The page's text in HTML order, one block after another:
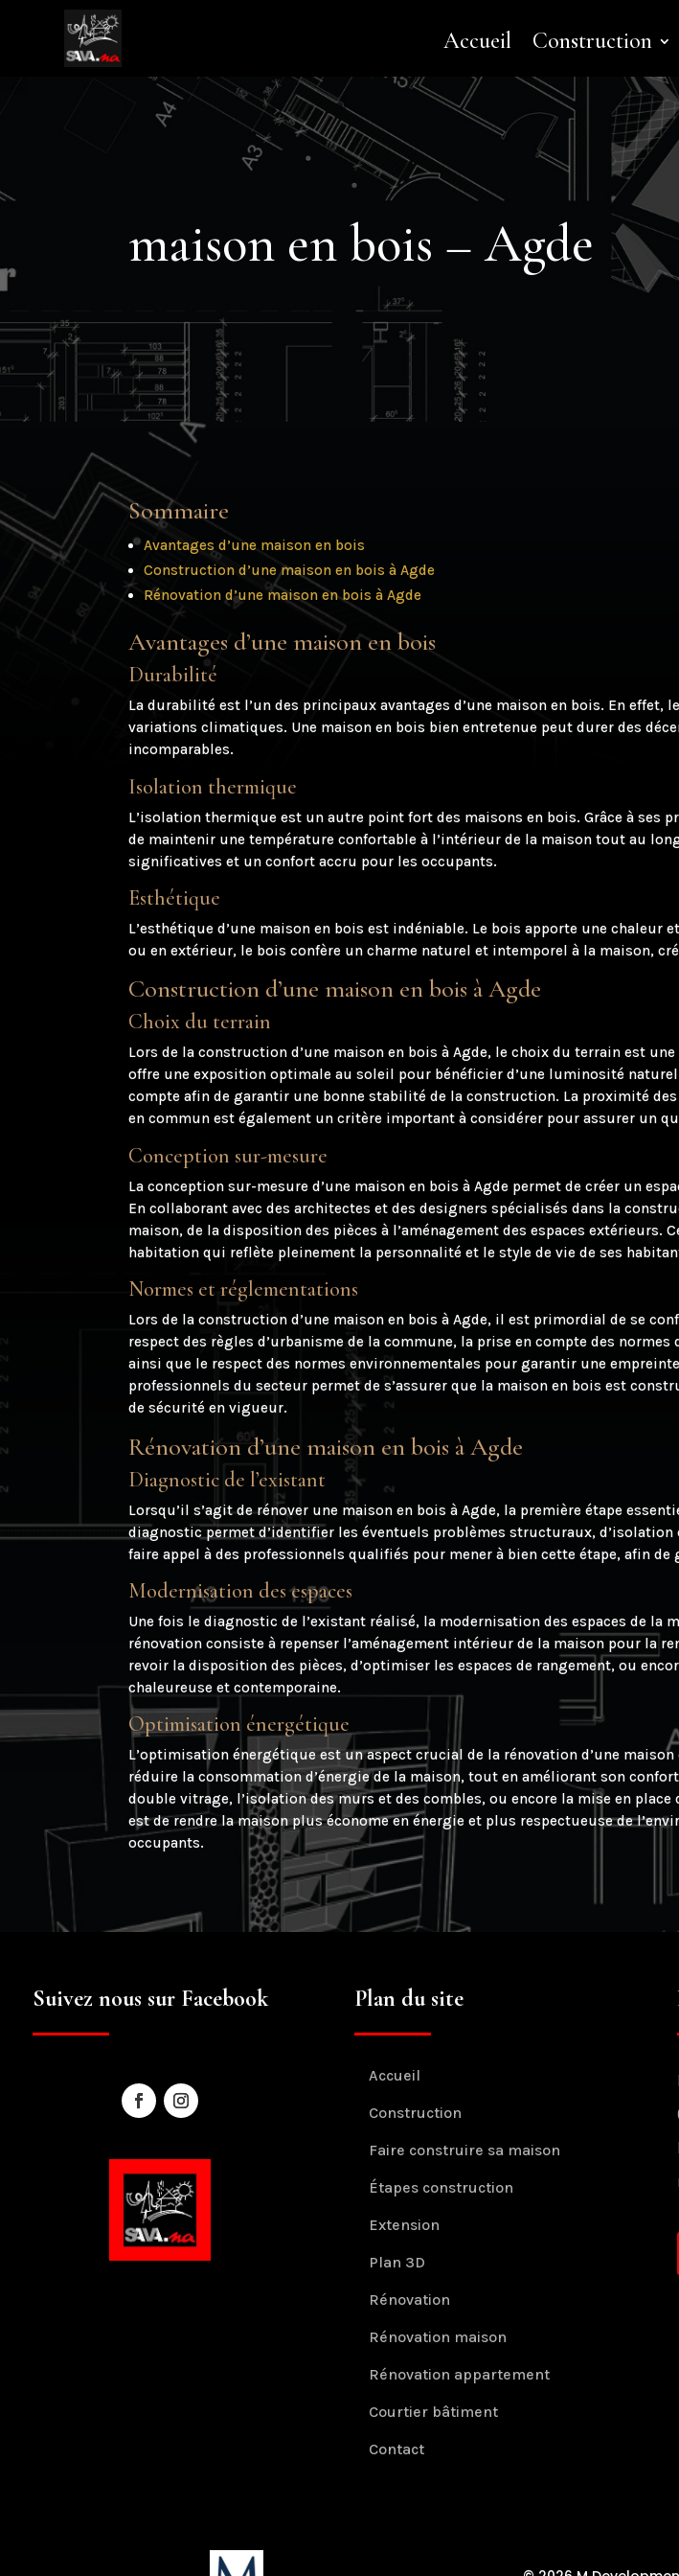
Accueil Construction
maison en bois – Agde
Sommaire
Avantages d’une maison en bois
Construction d’une maison en bois à Agde
Rénovation d’une maison en bois à Agde
Avantages d’une maison en bois
Durabilité
La durabilité est l’un des principaux avantages d’une maison en bois. En
variations climatiques. Une maison en bois bien entretenue peut durer des
incomparables.
Isolation thermique
L’isolation thermique est un autre point fort des maisons en bois. Grâce à
de maintenir une température confortable à l’intérieur de la maison tout au
significatives et un confort accru pour les occupants.
Esthétique
L’esthétique d’une maison en bois est indéniable. Le bois apporte une
ou en extérieur, le bois confère un charme naturel et intemporel à la maison,
Construction d’une maison en bois à Agde
Choix du terrain
Lors de la construction d’une maison en bois à Agde, le choix du terrain est
offre une exposition optimale au soleil pour bénéficier d’une luminosité
compte afin de garantir une bonne stabilité de la construction. La proximité
en commun est également un critère important à considérer pour assurer un
Conception sur-mesure
La conception sur-mesure d’une maison en bois à Agde permet de créer un
En collaborant avec des architectes et des designers spécialisés dans la
maison, de la disposition des pièces à l’aménagement des espaces
habitation qui reflète pleinement la personnalité et le style de vie de ses
Normes et réglementations
Lors de la construction d’une maison en bois à Agde, il est primordial de se
respect des règles d’urbanisme de la commune, la prise en compte des
ainsi que le respect des normes environnementales pour garantir une
professionnels du secteur permet de s’assurer que la maison en bois est
de sécurité en vigueur.
Rénovation d’une maison en bois à Agde
Diagnostic de l’existant
Lorsqu’il s’agit de rénover une maison en bois à Agde, la première étape
diagnostic permet d’identifier les éventuels problèmes structuraux,
faire appel à des professionnels qualifiés pour mener à bien cette étape, afin
Modernisation des espaces
Une fois le diagnostic de l’existant réalisé, la modernisation des espaces de la
rénovation consiste à repenser l’aménagement intérieur de la maison pour la
revoir la disposition des pièces, d’optimiser les espaces de rangement, ou
chaleureuse et contemporaine.
Optimisation énergétique
L’optimisation énergétique est un aspect crucial de la rénovation d’une
réduire la consommation d’énergie de la maison, tout en améliorant son
double vitrage, l’isolation des murs et des combles, ou encore la mise en
est de rendre la maison plus économe en énergie et plus respectueuse de
occupants.
Suivez nous sur Facebook Plan du site
Accueil
Construction
Faire construire sa maison
Étapes construction
Extension
Plan 3D
Rénovation
Rénovation maison
Rénovation appartement
Courtier bâtiment
Contact